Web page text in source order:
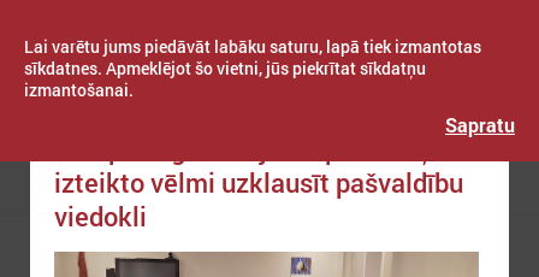
Lai varētu jums piedāvāt labāku saturu, lapā tiek izmantotas
sīkdatnes. Apmeklējot šo vietni, jūs piekrītat sīkdatņu
izmantošanai.
Sapratu
Izvēlne
izteikto vēlmi uzklausīt pašvaldību
viedokli